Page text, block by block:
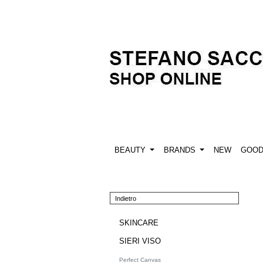
BEAUTY BRANDS NEW
Indietro
SKINCARE
SIERI VISO
Perfect Canvas